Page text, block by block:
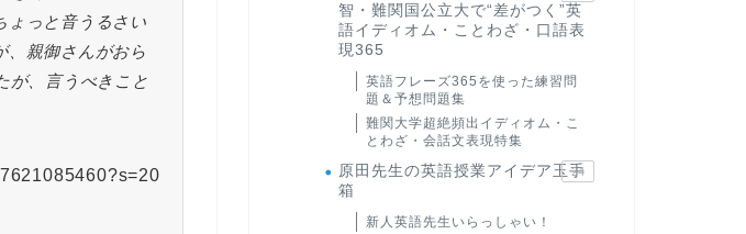
ょっと音うるさい
、親御さんがおら
が、言うべきこと
智・難関国公立大で“差がつく”英
語イディオム・ことわざ・口語表
現365
英語フレーズ365を使った練習問
題＆予想問題集
難関大学超絶頻出イディオム・こ
とわざ・会話文表現特集
原田先生の英語授業アイデア玉手
箱
24
新人英語先生いらっしゃい！